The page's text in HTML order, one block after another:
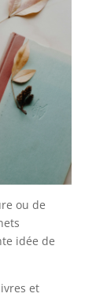
ou de
idée de
et